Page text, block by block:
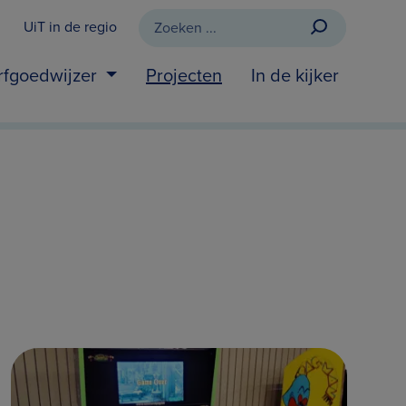
UiT in de regio
Projecten In de kijker